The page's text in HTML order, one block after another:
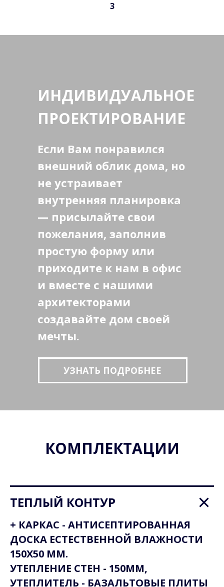
3
УЗНАТЬ ПОДРОБНЕЕ
Если Вам понравился
внешний облик дома, но
не устраивает
внутренняя планировка
— присылайте свои
пожелания, заполнив
простую форму или
приходите к нам в офис
и вместе с нашими
архитекторами
создавайте дом своей
мечты.
ИНДИВИДУАЛЬНОЕ
ПРОЕКТИРОВАНИЕ
КОМПЛЕКТАЦИИ
ТЕПЛЫЙ КОНТУР
+ КАРКАС - АНТИСЕПТИРОВАННАЯ
ДОСКА ЕСТЕСТВЕННОЙ ВЛАЖНОСТИ
150Х50 ММ.
УТЕПЛЕНИЕ СТЕН - 150ММ,
УТЕПЛИТЕЛЬ - БАЗАЛЬТОВЫЕ ПЛИТЫ